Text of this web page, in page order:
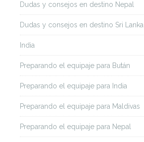
Dudas y consejos en destino Nepal
Dudas y consejos en destino Sri Lanka
India
Preparando el equipaje para Bután
Preparando el equipaje para India
Preparando el equipaje para Maldivas
Preparando el equipaje para Nepal